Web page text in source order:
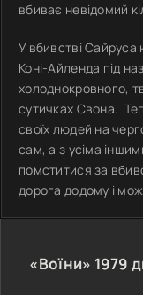
вбиває невідомий
У вбивстві
Коні-Айленда під
холоднокровного,
сутичках Свона.
своїх людей на
сам, а з усіма
помститися за
дорога додому і
«Воїни» 1979